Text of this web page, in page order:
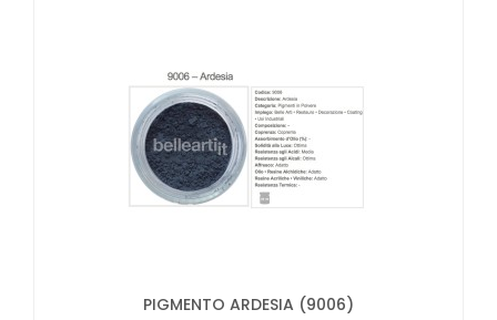
PIGMENTO ARDESIA (9006)